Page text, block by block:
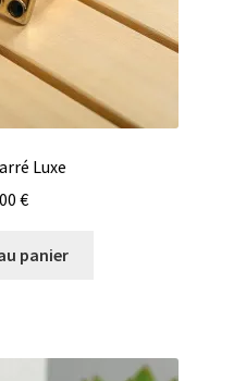
Luxe
€
panier